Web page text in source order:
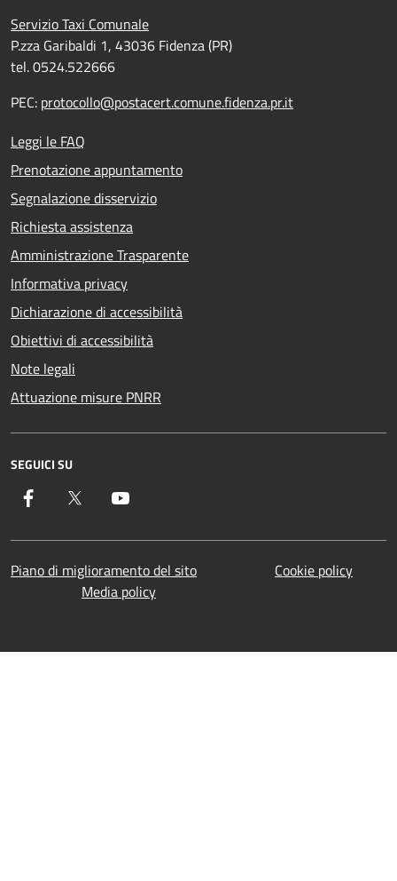
Servizio Taxi Comunale
P.zza Garibaldi 1, 43036 Fidenza (PR)
tel. 0524.522666
PEC: protocollo@postacert.comune.fidenza.pr.it
Leggi le FAQ
Prenotazione appuntamento
Segnalazione disservizio
Richiesta assistenza
Amministrazione Trasparente
Informativa privacy
Dichiarazione di accessibilità
Obiettivi di accessibilità
Note legali
Attuazione misure PNRR
SEGUICI SU
Facebook Twitter
Piano di miglioramento del sito
Cookie policy
Media policy